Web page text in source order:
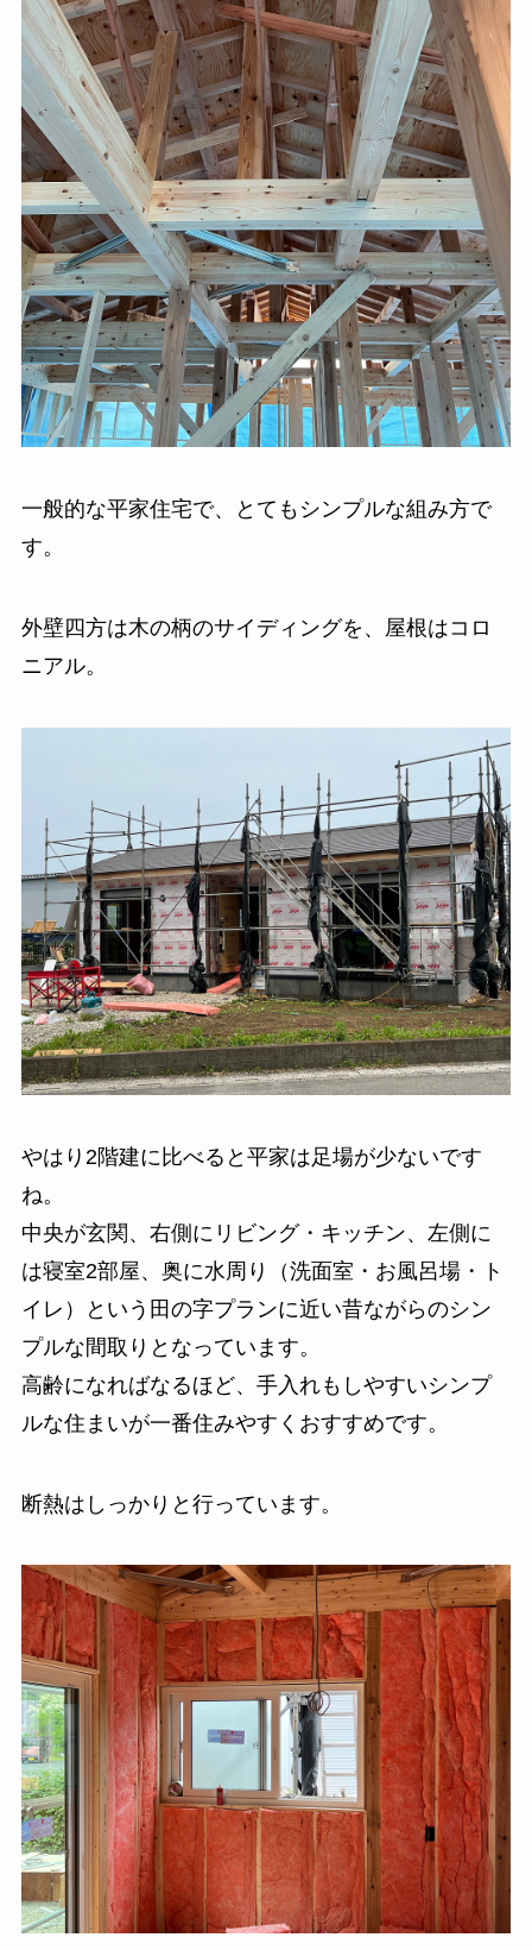
一般的な平家住宅で、とてもシンプルな組み方で
す。
外壁四方は木の柄のサイディングを、屋根はコロ
ニアル。
やはり2階建に比べると平家は足場が少ないです
ね。
中央が玄関、右側にリビング・キッチン、左側に
は寝室2部屋、奥に水周り（洗面室・お風呂場・ト
イレ）という田の字プランに近い昔ながらのシン
プルな間取りとなっています。
高齢になればなるほど、手入れもしやすいシンプ
ルな住まいが一番住みやすくおすすめです。
断熱はしっかりと行っています。